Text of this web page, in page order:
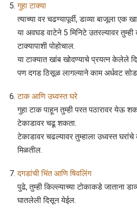
गुहा टाक्या
त्याच्या वर चढण्यापूर्वी, डाव्या बाजूला एक
या अवघड वाटेने 5 मिनिटे उतरल्यावर
टाक्यापाशी पोहोचाल.
या टाक्यात खांब खोदण्याचे प्रयत्न केलेले
पण दगड ठिसूळ लागल्याने काम अर्धवट
टाक आणि उध्वस्त घरे
गुहा टाक पाहून तुम्ही परत पठारावर येऊ
टेकाडावर चढू शकता.
टेकाडावर चढल्यावर तुम्हाला उध्वस्त घरांचे
मिळतील.
दगडांची भिंत आणि षिवलिंग
पुढे, तुम्ही किल्ल्याच्या टोकाकडे जाताना
घातलेली दिसून येईल.